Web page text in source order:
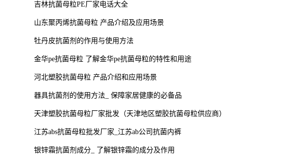
吉林抗菌母粒PE厂家电话大全
山东聚丙烯抗菌母粒 产品介绍及应用场景
牡丹皮抗菌剂的作用与使用方法
金华pe抗菌母粒 了解金华pe抗菌母粒的特性和用途
河北塑胶抗菌母粒 产品介绍和应用场景
器具抗菌剂的使用方法_ 保障家居健康的必备品
天津塑胶抗菌母粒厂家批发（天津地区塑胶抗菌母粒供应商）
江苏abs抗菌母粒批发厂家_江苏ab公司抗菌内裤
银锌霜抗菌剂成分_ 了解银锌霜的成分及作用